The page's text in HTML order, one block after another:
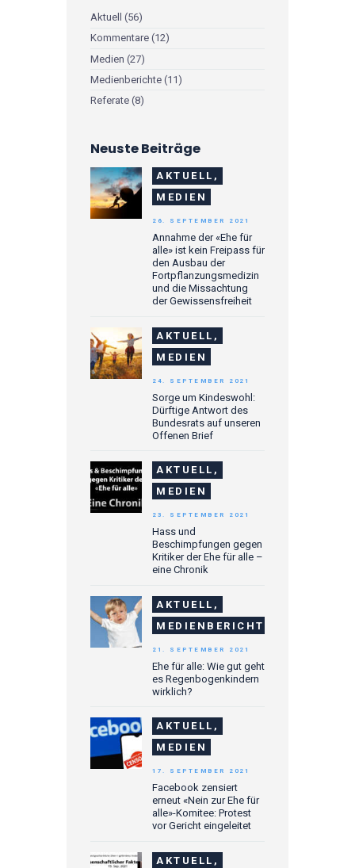
Aktuell (56)
Kommentare (12)
Medien (27)
Medienberichte (11)
Referate (8)
Neuste Beiträge
AKTUELL,
MEDIEN
Annahme der «Ehe für
alle» ist kein Freipass für
den Ausbau der
Fortpflanzungsmedizin
und die Missachtung
der Gewissensfreiheit
26. SEPTEMBER 2021
AKTUELL,
MEDIEN
Sorge um Kindeswohl:
Dürftige Antwort des
Bundesrats auf unseren
Offenen Brief
24. SEPTEMBER 2021
AKTUELL,
MEDIEN
Hass und
Beschimpfungen gegen
Kritiker der Ehe für alle –
eine Chronik
23. SEPTEMBER 2021
AKTUELL,
MEDIENBERICHTE
Ehe für alle: Wie gut geht
es Regenbogenkindern
wirklich?
21. SEPTEMBER 2021
AKTUELL,
MEDIEN
Facebook zensiert
erneut «Nein zur Ehe für
alle»-Komitee: Protest
vor Gericht eingeleitet
17. SEPTEMBER 2021
AKTUELL,